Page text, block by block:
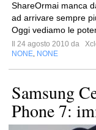
ShareOrmai manca
ad arrivare sempre
Oggi vediamo le
Il 24 agosto 2010 da
NONE NONE
Samsung
Phone 7: